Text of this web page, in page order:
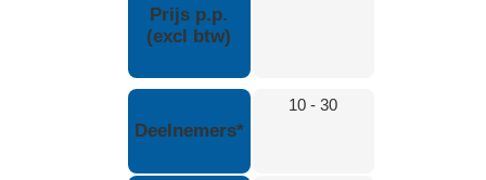
Prijs p.p.
(excl btw)
Deelnemers*
10 - 30